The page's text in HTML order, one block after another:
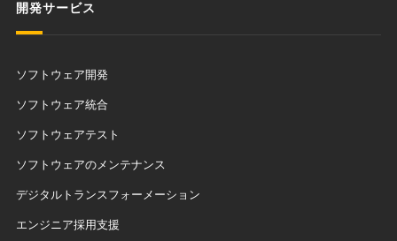
開発サービス
ソフトウェア開発
ソフトウェア統合
ソフトウェアテスト
ソフトウェアのメンテナンス
デジタルトランスフォーメーション
エンジニア採用支援